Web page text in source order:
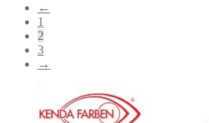
←
1
2
3
→